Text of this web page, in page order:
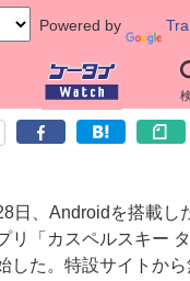
Powered by
タブレット向け無料ウイ
日、Androidを搭載し
リ「カスペルスキー
した。特設サイトか